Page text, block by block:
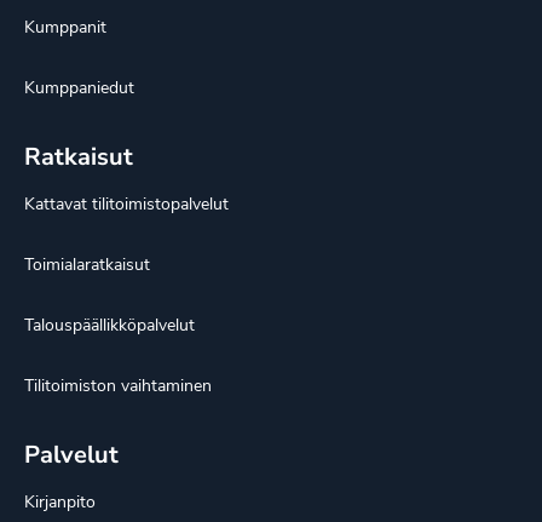
Kumppanit
Kumppaniedut
Ratkaisut
Kattavat tilitoimistopalvelut
Toimialaratkaisut
Talouspäällikköpalvelut
Tilitoimiston vaihtaminen
Palvelut
Kirjanpito